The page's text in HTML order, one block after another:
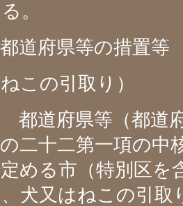
。
道府県等の措置等
この引取り）
都道府県等（都道
二十二第一項の中
める市（特別区を
犬又はねこの引